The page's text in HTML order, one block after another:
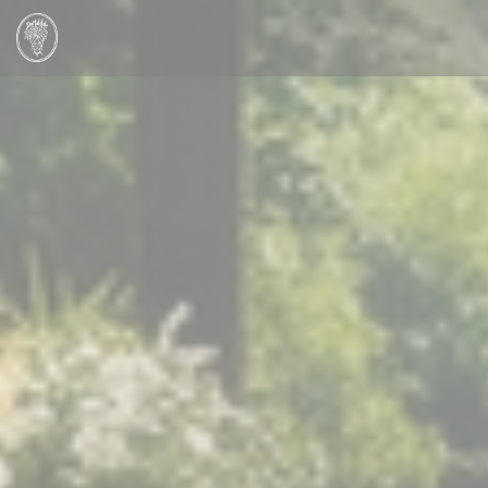
Πίνακας διαχείρισης "Μπισκότων" (Cookies)